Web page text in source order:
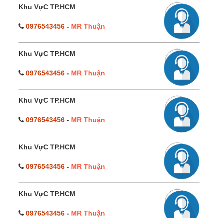
Khu VựC TP.HCM
0976543456 - MR Thuận
Khu VựC TP.HCM
0976543456 - MR Thuận
Khu VựC TP.HCM
0976543456 - MR Thuận
Khu VựC TP.HCM
0976543456 - MR Thuận
Khu VựC TP.HCM
0976543456 - MR Thuận